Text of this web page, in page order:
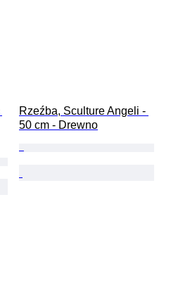
Rzeźba, Sculture Angeli -
50 cm - Drewno